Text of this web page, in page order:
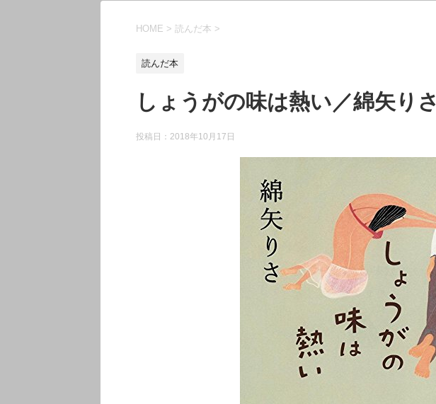
HOME > 読んだ本 >
読んだ本
しょうがの味は熱い／綿矢りさ
投稿日： 2018年10月17日